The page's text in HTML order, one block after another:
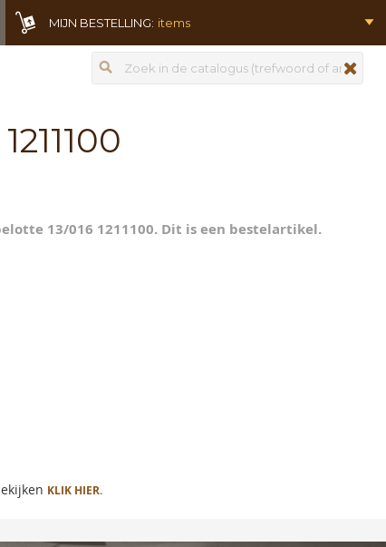
MIJN BESTELLING: items
Zoeken
13/016 1211100. Dit is een bestelartikel.
KLIK HIER.